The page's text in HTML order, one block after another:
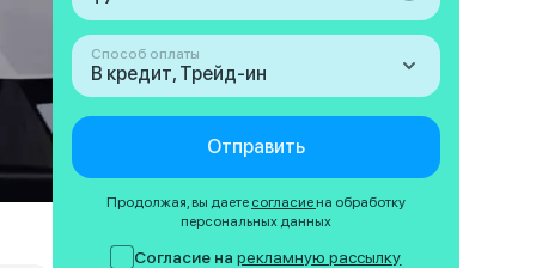
Способ оплаты
В кредит, Трейд-ин
Отправить
Продолжая, вы даете согласие на обработку
персональных данных
Согласие нарекламную рассылку